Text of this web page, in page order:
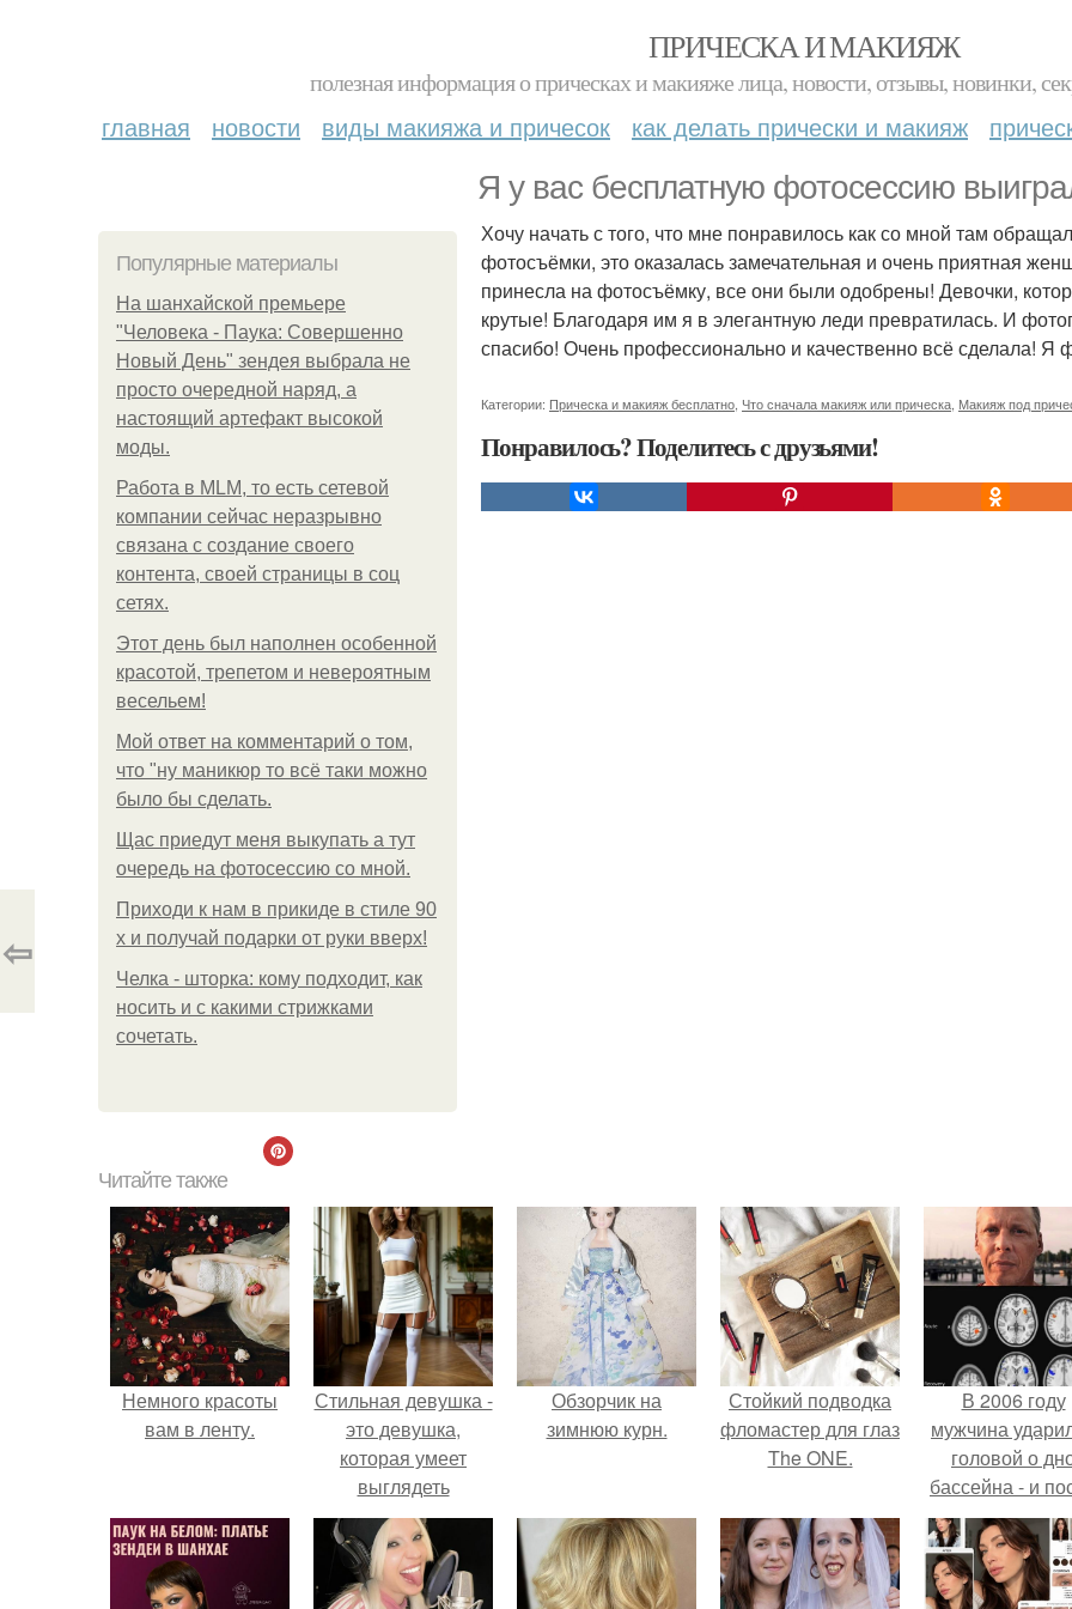
ПРИЧЕСКА И МАКИЯЖ
полезная информация о прическах и макияже лица, новости, отзывы, новинки,
главная новости виды макияжа и причесок как делать прически и макияж
Я у вас бесплатную фотосессию
Популярные материалы
На шанхайской премьере
"Человека - Паука: Совершенно
Новый День" зендея выбрала не
просто очередной наряд, а
настоящий артефакт высокой
моды.
Работа в MLM, то есть сетевой
компании сейчас неразрывно
связана с создание своего
контента, своей страницы в соц
сетях.
Этот день был наполнен особенной
красотой, трепетом и невероятным
весельем!
Мой ответ на комментарий о том,
что "ну маникюр то всё таки можно
было бы сделать.
Щас приедут меня выкупать а тут
очередь на фотосессию со мной.
Приходи к нам в прикиде в стиле 90
х и получай подарки от руки вверх!
Челка - шторка: кому подходит, как
носить и с какими стрижками
сочетать.
Хочу начать с того, что мне понравилось как со мной там
фотосъёмки, это оказалась замечательная и очень приятная
принесла на фотосъёмку, все они были одобрены! Девочки,
крутые! Благодаря им я в элегантную леди превратилась. И
спасибо! Очень профессионально и качественно всё сделала! Я
Категории: Прическа и макияж бесплатно Что сначала макияж или прическа Макияж под
Понравилось? Поделитесь с друзьями!
⇦
Читайте также
Немного красоты
вам в ленту.
Стильная девушка -
это девушка,
которая умеет
выглядеть
привлекательно и
элегантно в любои
ситуации.
Обзорчик на
зимнюю курн.
Стойкий подводка
фломастер для глаз
The ONE.
В 2006 году
мужчина
головой о
бассейна - и
этого его
изменилась
странным